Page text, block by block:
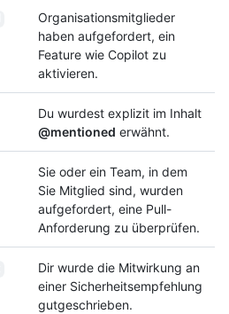
Organisationsmitglieder
haben aufgefordert, ein
Feature wie Copilot zu
aktivieren.
Du wurdest explizit im Inhalt
@mentioned erwähnt.
Sie oder ein Team, in dem
Sie Mitglied sind, wurden
aufgefordert, eine Pull-
Anforderung zu überprüfen.
Dir wurde die Mitwirkung an
einer Sicherheitsempfehlung
gutgeschrieben.